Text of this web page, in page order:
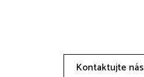
Kontaktujte nás